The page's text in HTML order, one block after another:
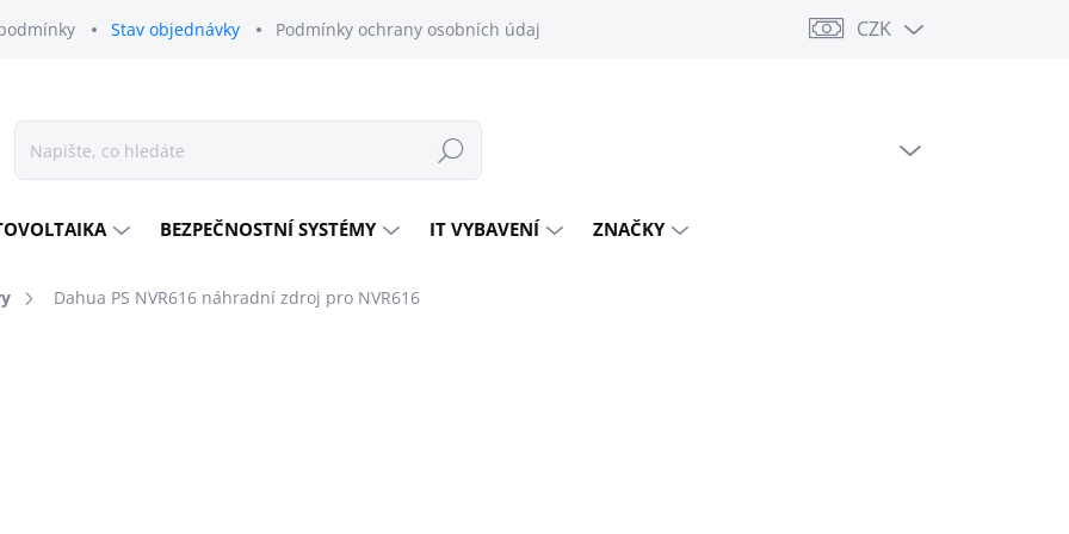
Stav objednávky Podmínky ochrany osobních údajů CZK
Hledat
BEZPEČNOSTNÍ SYSTÉMY IT VYBAVENÍ ZNAČKY
Dahua PS NVR616 náhradní zdroj pro NVR616